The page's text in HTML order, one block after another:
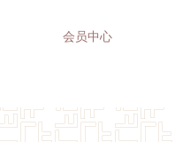
会员中心